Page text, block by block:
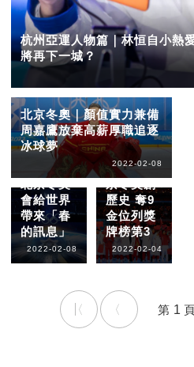
杭州亞運人物篇｜林恒自小熱
將再下一城？
北京冬奧｜顏值實力兼備
周嘉鷹放棄高薪厚職追逐
冰球夢
2022-02-08
環球時報
社評集
會給世界
帶來「春
的訊息」
2022-02-08
中國隊北
歷史 奪9
金位列獎
牌榜第3
2022-02-04
1